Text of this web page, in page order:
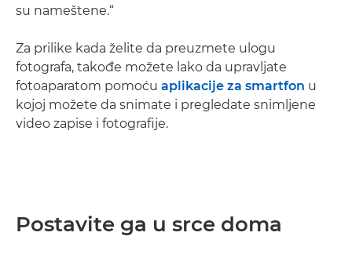
su nameštene.“
Za prilike kada želite da preuzmete ulogu
fotografa, takođe možete lako da upravljate
fotoaparatom pomoću aplikacije za smartfon u
kojoj možete da snimate i pregledate snimljene
video zapise i fotografije.
Postavite ga u srce doma